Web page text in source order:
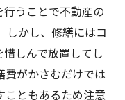
うことで不動産の
しかし、修繕にはコ
しんで放置してし
費がかさむだけでは
こともあるため注意